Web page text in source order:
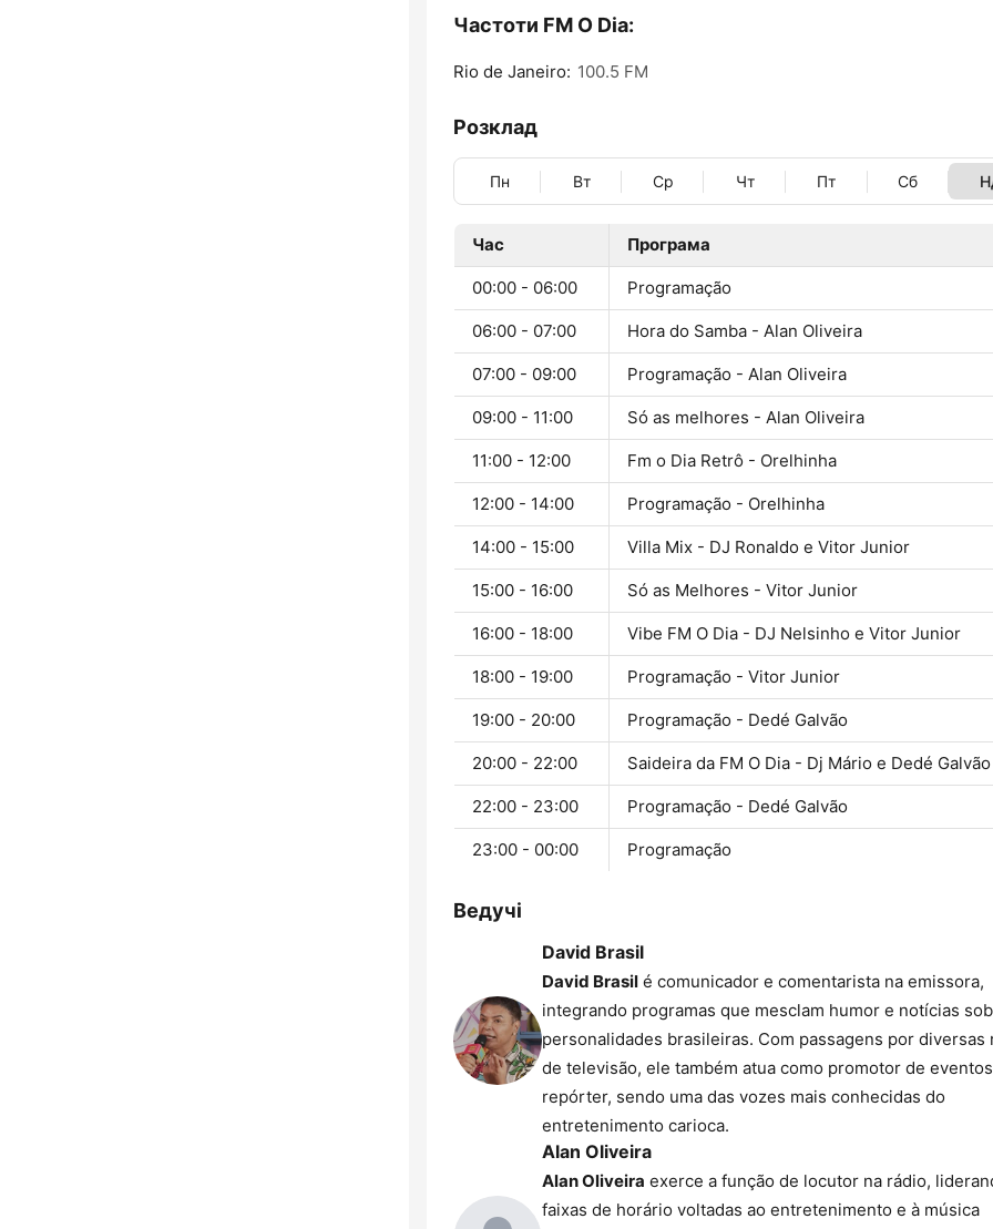
Частоти FM O Dia:
Rio de Janeiro: 100.5 FM
Розклад
Пн Вт Ср Чт Пт Сб
Час Програма
00:00 - 06:00 Programação
06:00 - 07:00 Hora do Samba - Alan Oliveira
07:00 - 09:00 Programação - Alan Oliveira
09:00 - 11:00 Só as melhores - Alan Oliveira
11:00 - 12:00 Fm o Dia Retrô - Orelhinha
12:00 - 14:00 Programação - Orelhinha
14:00 - 15:00 Villa Mix - DJ Ronaldo e Vitor Junior
15:00 - 16:00 Só as Melhores - Vitor Junior
16:00 - 18:00 Vibe FM O Dia - DJ Nelsinho e Vitor Junior
18:00 - 19:00 Programação - Vitor Junior
19:00 - 20:00 Programação - Dedé Galvão
20:00 - 22:00 Saideira da FM O Dia - Dj Mário e Dedé Galvão
22:00 - 23:00 Programação - Dedé Galvão
23:00 - 00:00 Programação
Ведучі
David Brasil
David Brasil é comunicador e comentarista na emissora,
integrando programas que mesclam humor e notícias
personalidades brasileiras. Com passagens por diversas
de televisão, ele também atua como promotor de
repórter, sendo uma das vozes mais conhecidas do
entretenimento carioca.
Alan Oliveira
Alan Oliveira exerce a função de locutor na rádio,
faixas de horário voltadas ao entretenimento e à música